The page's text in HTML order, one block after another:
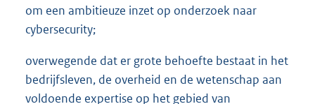
om een ambitieuze inzet op onderzoek naar
cybersecurity;
overwegende dat er grote behoefte bestaat in het
bedrijfsleven, de overheid en de wetenschap aan
voldoende expertise op het gebied van